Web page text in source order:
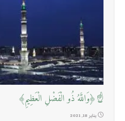
☝﴿وَاللَّهُ ذُو الْفَضْلِ الْعَظِيمِ﴾
يناير 18, 2021